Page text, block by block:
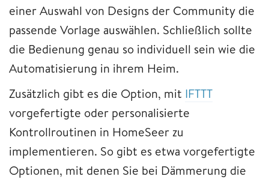
einer Auswahl von Designs der Community die
passende Vorlage auswählen. Schließlich sollte
die Bedienung genau so individuell sein wie die
Automatisierung in ihrem Heim.
Zusätzlich gibt es die Option, mit IFTTT
vorgefertigte oder personalisierte
Kontrollroutinen in HomeSeer zu
implementieren. So gibt es etwa vorgefertigte
Optionen, mit denen Sie bei Dämmerung die